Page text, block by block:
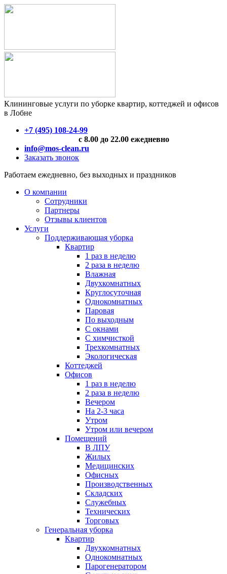
Клининговые услуги по уборке квартир, коттеджей и офисов
в Лобне
+7 (495) 108-24-99
с 8.00 до 22.00 ежедневно
info@mos-clean.ru
Заказать звонок
Работаем ежедневно, без выходных и праздников
О компании
Сотрудники
Партнеры
Отзывы клиентов
Услуги
Поддерживающая уборка
Квартир
1 раз в неделю
2 раза в неделю
Влажная
Двухкомнатных
Круглосуточная
Однокомнатных
Паровая
По выходным
С окнами
С химчисткой
Трехкомнатных
Экологическая
Коттеджей
Офисов
1 раз в неделю
2 раза в неделю
Вечером
На 2-3 часа
Утром
Утром или вечером
Помещений
В ЛПУ
Жилых
Медицинских
Офисных
Производственных
Складских
Служебных
Технических
Торговых
Генеральная уборка
Квартир
Двухкомнатных
Однокомнатных
Парогенератором